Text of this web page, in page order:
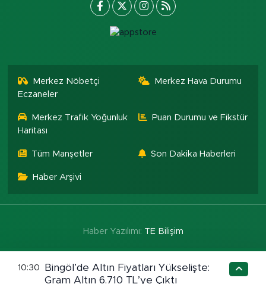
Merkez Nöbetçi
Eczaneler
Merkez Hava Durumu
Merkez Trafik Yoğunluk
Haritası
Puan Durumu ve Fikstür
Tüm Manşetler Son Dakika Haberleri
Haber Arşivi
Haber Yazılımı: TE Bilişim
10:30
Bingöl’de Altın Fiyatları Yükselişte:
Gram Altın 6.710 TL’ye Çıktı